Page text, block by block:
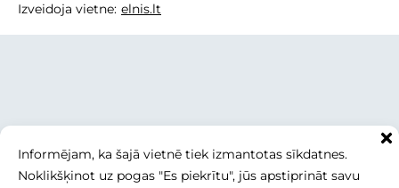
Informējam, ka šajā vietnē tiek izmantotas sīkdatnes.
Noklikšķinot uz pogas "Es piekrītu", jūs apstiprināt savu
Izveidoja vietne: elnis.lt